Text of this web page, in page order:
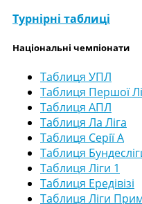
Турнірні таблиці
Національні чемпіонати
Таблиця УПЛ
Таблиця Першої
Таблиця АПЛ
Таблиця Ла Ліга
Таблиця Серії А
Таблиця
Таблиця Ліги 1
Таблиця Ередівізі
Таблиця Ліги